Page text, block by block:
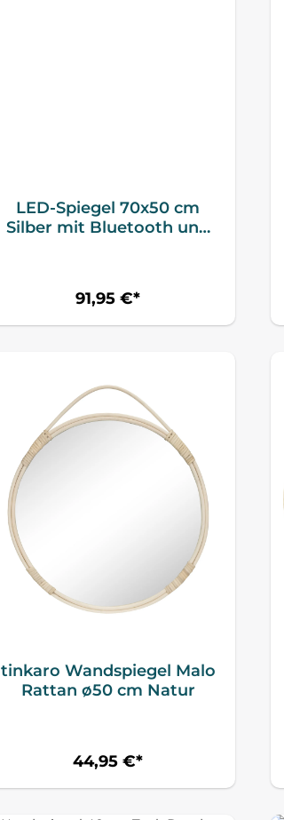
LED-Spiegel 70x50 cm
Silber mit Bluetooth und
91,95 €*
tinkaro Wandspiegel Malo
Rattan ø50 cm Natur
44,95 €*